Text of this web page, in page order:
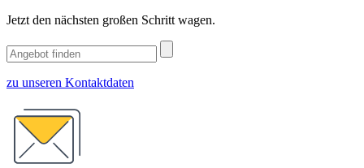
Jetzt den nächsten großen Schritt wagen.
zu unseren Kontaktdaten